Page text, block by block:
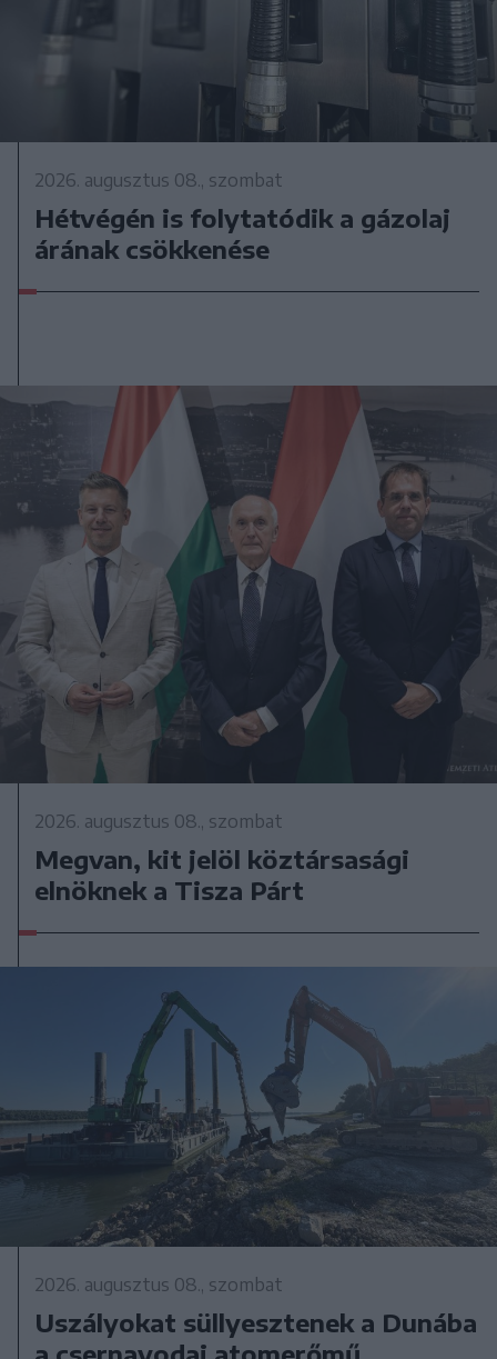
2026. augusztus 08., szombat
Hétvégén is folytatódik a gázolaj
árának csökkenése
2026. augusztus 08., szombat
Megvan, kit jelöl köztársasági
elnöknek a Tisza Párt
2026. augusztus 08., szombat
Uszályokat süllyesztenek a Dunába